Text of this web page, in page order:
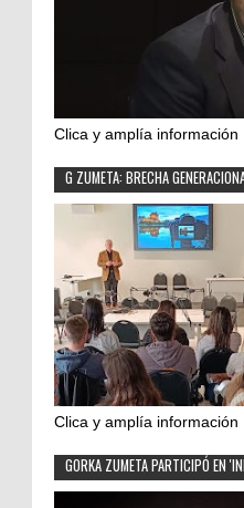
Clica y amplía información
G ZUMETA: BRECHA
Clica y amplía información
GORKA ZUMETA PARTICIPÓ EN